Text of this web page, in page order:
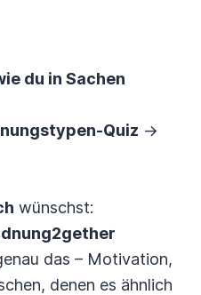
du in Sachen
Quiz →
wünschst:
das – Motivation,
denen es ähnlich